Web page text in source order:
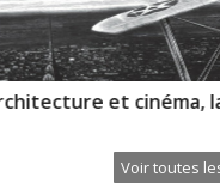
et cinéma,
Voir toutes